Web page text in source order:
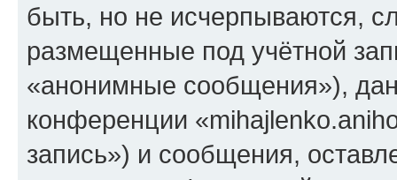
быть, но не исчерпываются,
размещенные под учётной
«анонимные сообщения»),
конференции
запись») и сообщения,